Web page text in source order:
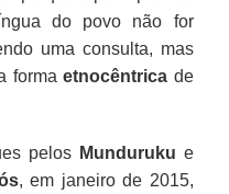
do povo não for
uma consulta, mas
formaetnocêntrica de
pelos Munduruku e
, em janeiro de 2015,